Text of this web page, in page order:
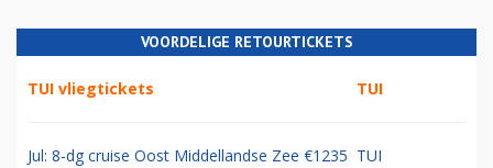
VOORDELIGE RETOURTICKETS
TUI vliegtickets TUI
Jul: 8-dg cruise Oost Middellandse Zee €1235 TUI